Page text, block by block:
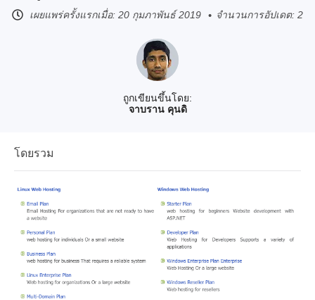
ถูกเขียนขึ้นโดย:
จาบราน คุนดิ
เผยแพร่ครั้งแรกเมื่อ: 20 กุมภาพันธ์ 2019 จำนวนการอัปเดต: 2
โดยรวม